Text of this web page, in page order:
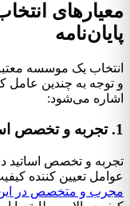
معیارهای
پایان‌نامه
انتخاب یک موسسه
و توجه به چندین عامل
اشاره می‌شود:
1. تجربه و تخصص اساتید:
تجربه و تخصص اساتید
عوامل تعیین کننده
مجرب و متخصص در